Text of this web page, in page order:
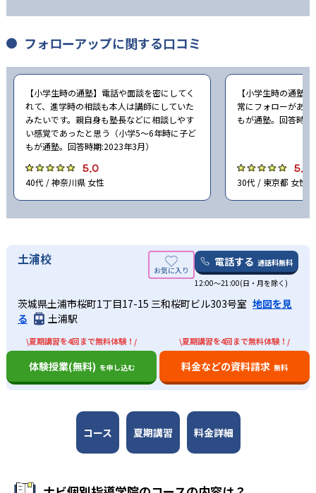
フォローアップに関する口コミ
【小学生時の通塾】電話や面談を密にしてく
れて、進学時の相談も本人は講師にしていた
みたいです。親自身も塾長などに相談しやす
い感覚であったと思う（小学5〜6年時に子ど
もが通塾。回答時期:2023年3月）
5.0
40代 / 神奈川県 女性
【小学生時の通塾
常にフォローがあ
もが通塾。回答時
5.0
30代 / 東京都 女性
土浦校 電話する 通話料無料
12:00～21:00(日・月を除く)
茨城県土浦市桜町1丁目17-15 三和桜町ビル303号室 地図を見
る
土浦駅
\夏期講習を4回まで無料体験！/
体験授業(無料) を申し込む
\夏期講習を4回まで無料体験！/
料金などの資料請求 無料
コース 夏期講習 料金詳細